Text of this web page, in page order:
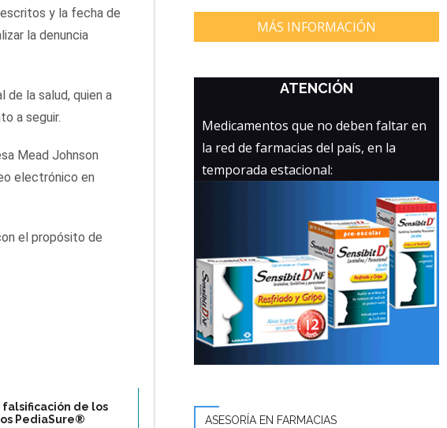
y la fecha de
la denuncia
de la salud, quien a
a seguir.
Mead Johnson
electrónico en
el propósito de
de los
PediaSure®
MÁS INFORMACIÓN
ATENCIÓN
Medicamentos que no deben faltar en
la red de farmacias del país, en la
temporada estacional:
ASESORÍA EN FARMACIAS